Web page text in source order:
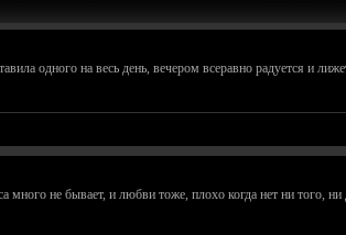
одного на весь день, вечером всеравно радуется и
много не бывает, и любви тоже, плохо когда нет ни того, ни